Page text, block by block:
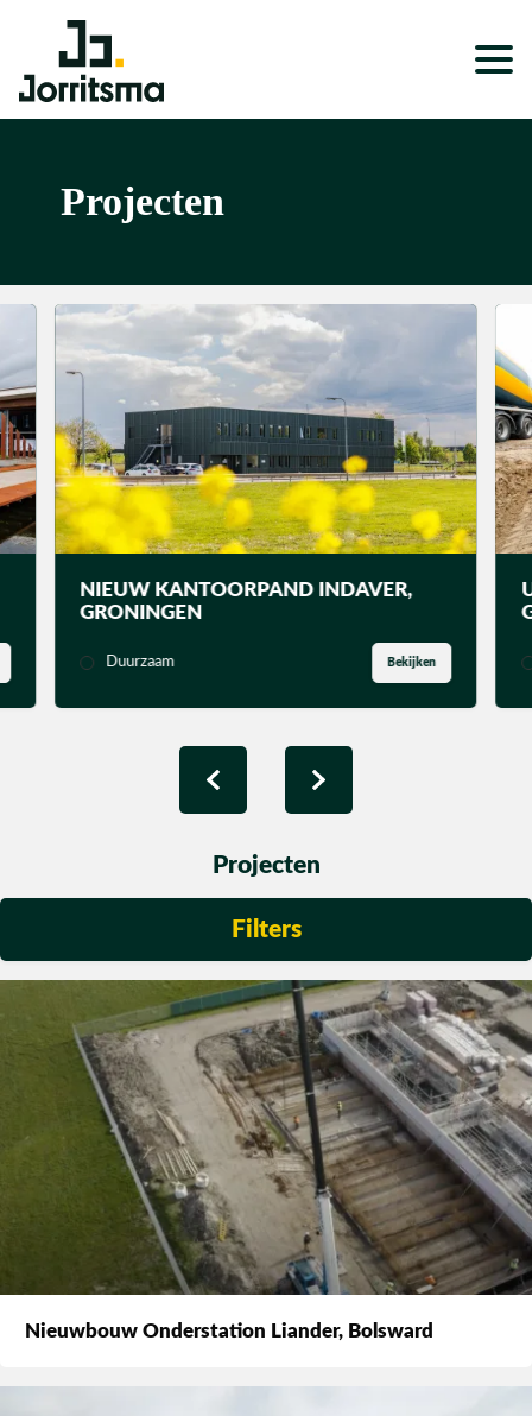
Service & Onderhoud
Nieuws
Over ons
Werken bij
Wonen
Industrie
Projecten
NIEUW KANTOORPAND INDAVER,
GRONINGEN
Duurzaam Bekijken
Projecten
Filters
Nieuwbouw Onderstation Liander, Bolsward